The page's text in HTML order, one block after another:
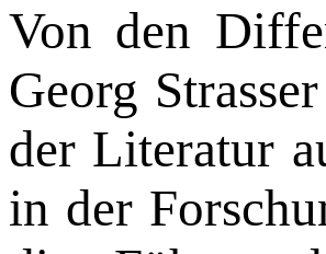
Von den
Georg
der Literatur
in der